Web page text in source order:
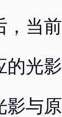
，当
的光
影与